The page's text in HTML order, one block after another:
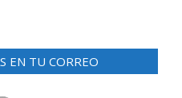
EN TU CORREO